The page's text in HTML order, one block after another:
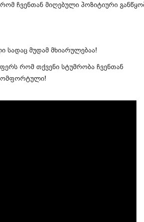
ჩვენთან მიღებული პოზიტიური
სადაც მუდამ მხიარულებაა!
რომ თქვენი სტუმრობა ჩვენთან